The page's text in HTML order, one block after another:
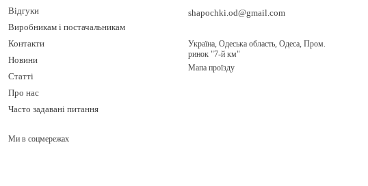
Відгуки
Виробникам і постачальникам
Контакти
Новини
Статті
Про нас
Часто задавані питання
Ми в соцмережах
shapochki.od@gmail.com
Україна, Одеська область, Одеса, Пром.
ринок "7-й км"
Мапа проїзду